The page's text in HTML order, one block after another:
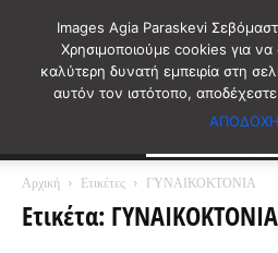
Αρχική Ετικέτες ΓΥΝΑΙΚΟΚΤΟΝΙΑ
Ετικέτα: ΓΥΝΑΙΚΟΚΤΟΝΙΑ
Images Agia Paraskevi
Χρησιμοποιούμε cookies για
καλύτερη δυνατή εμπειρία στη
αυτόν τον ιστότοπο,
ΑΠΟΔΟΧΗ